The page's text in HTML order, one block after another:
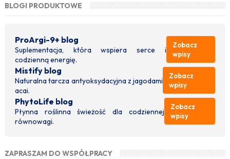
BLOGI PRODUKTOWE
ProArgi-9+ blog
Suplementacja, która wspiera serce i
codzienną energię.
Zobacz
wpisy
Mistify blog
Naturalna tarcza antyoksydacyjna z jagodami
acai.
Zobacz
wpisy
PhytoLife blog
Płynna roślinna świeżość dla codziennej
równowagi.
Zobacz
wpisy
ZAPRASZAM DO WSPÓŁPRACY